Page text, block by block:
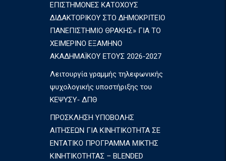
ΕΠΙΣΤΗΜΟΝΕΣ ΚΑΤΟΧΟΥΣ
ΔΙΔΑΚΤΟΡΙΚΟΥ ΣΤΟ ΔΗΜΟΚΡΙΤΕΙΟ
ΠΑΝΕΠΙΣΤΗΜΙΟ ΘΡΑΚΗΣ» ΓΙΑ ΤΟ
ΧΕΙΜΕΡΙΝΟ ΕΞΑΜΗΝΟ
ΑΚΑΔΗΜΑΪΚΟΥ ΕΤΟΥΣ 2026-2027
Λειτουργία γραμμής τηλεφωνικής
ψυχολογικής υποστήριξης του
ΚΕΨΥΣΥ- ΔΠΘ
ΠΡΟΣΚΛΗΣΗ ΥΠΟΒΟΛΗΣ
ΑΙΤΗΣΕΩΝ ΓΙΑ ΚΙΝΗΤΙΚΟΤΗΤΑ ΣΕ
ΕΝΤΑΤΙΚΟ ΠΡΟΓΡΑΜΜΑ ΜΙΚΤΗΣ
ΚΙΝΗΤΙΚΟΤΗΤΑΣ – BLENDED